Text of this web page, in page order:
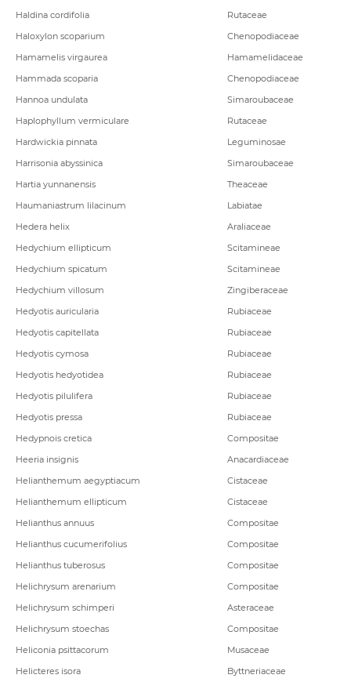
Haldina cordifolia
Rutaceae
Haloxylon scoparium
Chenopodiaceae
Hamamelis virgaurea
Hamamelidaceae
Hammada scoparia
Chenopodiaceae
Hannoa undulata
Simaroubaceae
Haplophyllum vermiculare
Rutaceae
Hardwickia pinnata
Leguminosae
Harrisonia abyssinica
Simaroubaceae
Hartia yunnanensis
Theaceae
Haumaniastrum lilacinum
Labiatae
Hedera helix
Araliaceae
Hedychium ellipticum
Scitamineae
Hedychium spicatum
Scitamineae
Hedychium villosum
Zingiberaceae
Hedyotis auricularia
Rubiaceae
Hedyotis capitellata
Rubiaceae
Hedyotis cymosa
Rubiaceae
Hedyotis hedyotidea
Rubiaceae
Hedyotis pilulifera
Rubiaceae
Hedyotis pressa
Rubiaceae
Hedypnois cretica
Compositae
Heeria insignis
Anacardiaceae
Helianthemum aegyptiacum
Cistaceae
Helianthemum ellipticum
Cistaceae
Helianthus annuus
Compositae
Helianthus cucumerifolius
Compositae
Helianthus tuberosus
Compositae
Helichrysum arenarium
Compositae
Helichrysum schimperi
Asteraceae
Helichrysum stoechas
Compositae
Heliconia psittacorum
Musaceae
Helicteres isora
Byttneriaceae